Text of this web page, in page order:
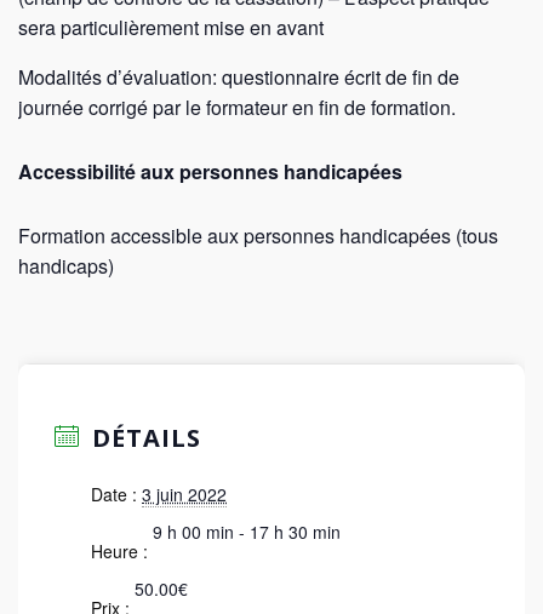
sera particulièrement mise en avant
Modalités d’évaluation: questionnaire écrit de fin de
journée corrigé par le formateur en fin de formation.
Accessibilité aux personnes handicapées
Formation accessible aux personnes handicapées (tous
handicaps)
DÉTAILS
Date : 3 juin 2022
Heure :
9 h 00 min - 17 h 30 min
Prix :
50.00€